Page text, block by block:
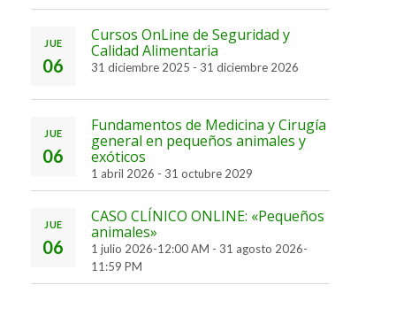
JUE
06
Cursos OnLine de Seguridad y
Calidad Alimentaria
31 diciembre 2025 - 31 diciembre 2026
JUE
06
Fundamentos de Medicina y Cirugía
general en pequeños animales y
exóticos
1 abril 2026 - 31 octubre 2029
JUE
06
CASO CLÍNICO ONLINE: «Pequeños
animales»
1 julio 2026-12:00 AM - 31 agosto 2026-
11:59 PM